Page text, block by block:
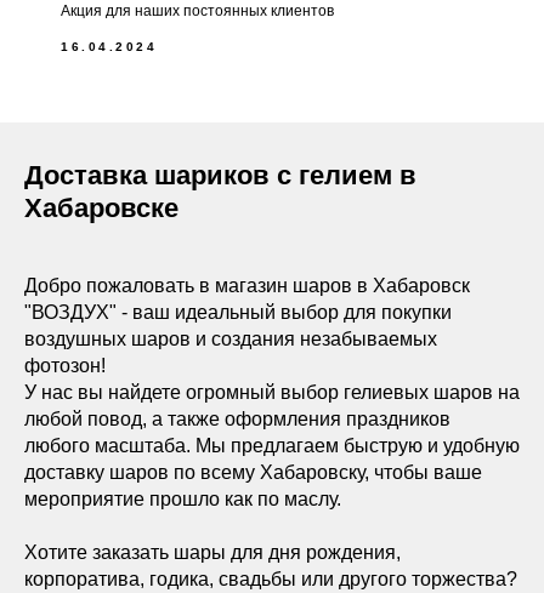
Акция для наших постоянных клиентов
16.04.2024
Доставка шариков с гелием в
Хабаровске
Добро пожаловать в магазин шаров в Хабаровск
"ВОЗДУХ" - ваш идеальный выбор для покупки
воздушных шаров и создания незабываемых
фотозон!
У нас вы найдете огромный выбор гелиевых шаров на
любой повод, а также оформления праздников
любого масштаба. Мы предлагаем быструю и удобную
доставку шаров по всему Хабаровску, чтобы ваше
мероприятие прошло как по маслу.
Хотите заказать шары для дня рождения,
корпоратива, годика, свадьбы или другого торжества?